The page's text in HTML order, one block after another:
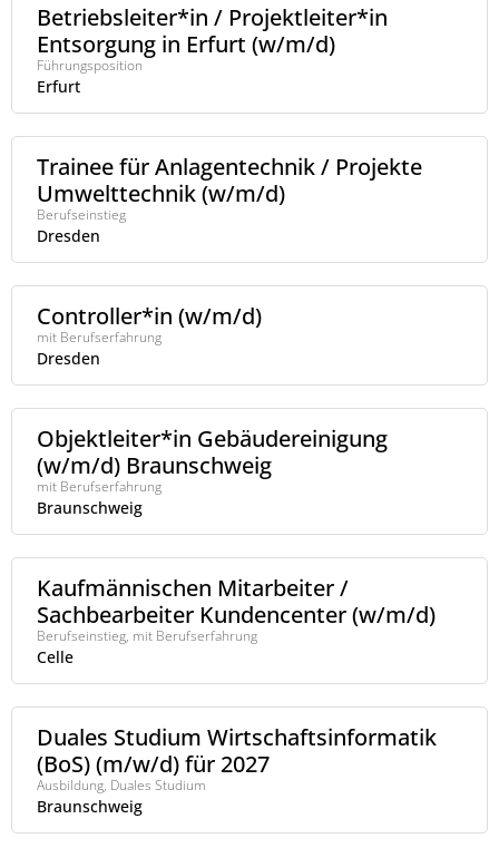
Betriebsleiter*in / Projektleiter*in
Entsorgung in Erfurt (w/m/d)
Führungsposition
Erfurt
Trainee für Anlagentechnik / Projekte
Umwelttechnik (w/m/d)
Berufseinstieg
Dresden
Controller*in (w/m/d)
mit Berufserfahrung
Dresden
Objektleiter*in Gebäudereinigung
(w/m/d) Braunschweig
mit Berufserfahrung
Braunschweig
Kaufmännischen Mitarbeiter /
Sachbearbeiter Kundencenter (w/m/d)
Berufseinstieg, mit Berufserfahrung
Celle
Duales Studium Wirtschaftsinformatik
(BoS) (m/w/d) für 2027
Ausbildung, Duales Studium
Braunschweig